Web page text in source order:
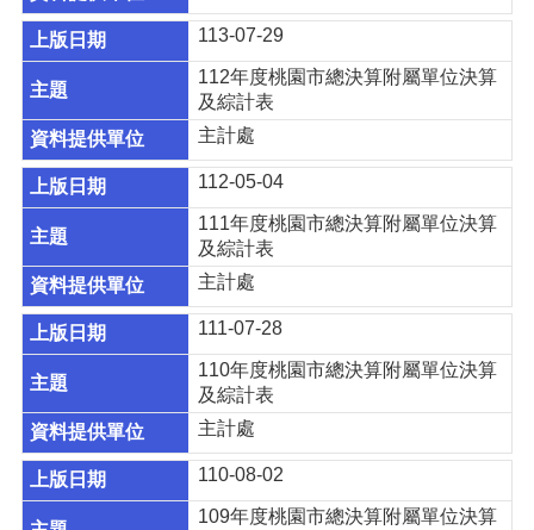
認
識
計
處
機
關
訊
錄
業
務
訊
便
民
服
務
113-07-29
112年度桃園市總決算附屬單位決算
及綜計表
主計處
112-05-04
111年度桃園市總決算附屬單位決算
及綜計表
主計處
111-07-28
110年度桃園市總決算附屬單位決算
及綜計表
主計處
110-08-02
109年度桃園市總決算附屬單位決算